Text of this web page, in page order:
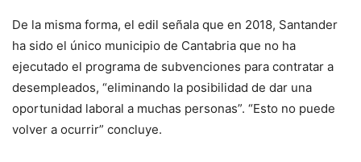
De la misma forma, el edil señala que en 2018, Santander
ha sido el único municipio de Cantabria que no ha
ejecutado el programa de subvenciones para contratar a
desempleados, “eliminando la posibilidad de dar una
oportunidad laboral a muchas personas”. “Esto no puede
volver a ocurrir” concluye.